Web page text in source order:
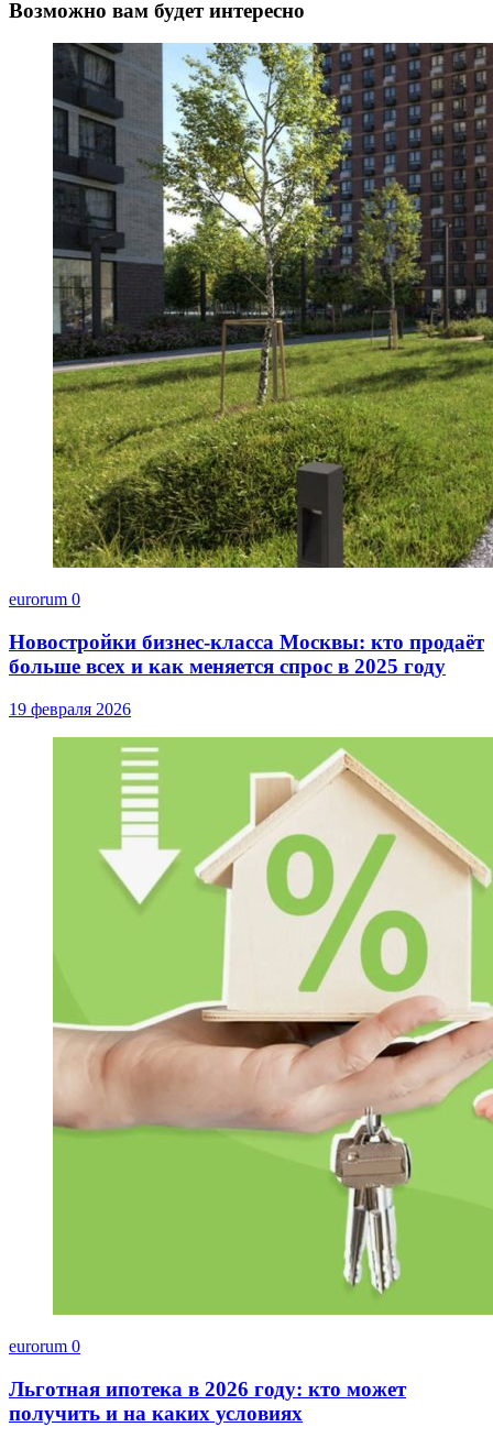
Возможно вам будет интересно
eurorum 0
Новостройки бизнес-класса Москвы: кто продаёт
больше всех и как меняется спрос в 2025 году
19 февраля 2026
eurorum 0
Льготная ипотека в 2026 году: кто может
получить и на каких условиях